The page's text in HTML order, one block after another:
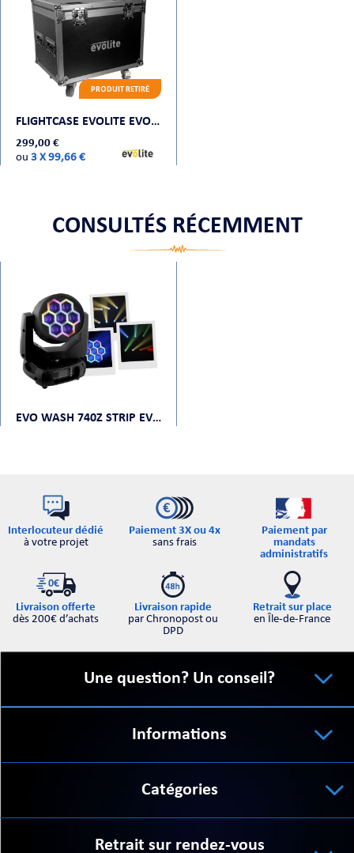
PRODUIT RETIRÉ
FLIGHTCASE EVOLITE EVO WASH 740Z
299,00 €
ou 3 X 99,66 €
CONSULTÉS RÉCEMMENT
EVO WASH 740Z STRIP EVOLITE
Interlocuteur dédié
à votre projet
Paiement 3X ou 4x
sans frais
Paiement par
mandats
administratifs
Livraison offerte
dès 200€ d’achats
Livraison rapide
par Chronopost ou
DPD
Retrait sur place
en Île-de-France
Une question? Un conseil?
Informations
Catégories
Retrait sur rendez-vous